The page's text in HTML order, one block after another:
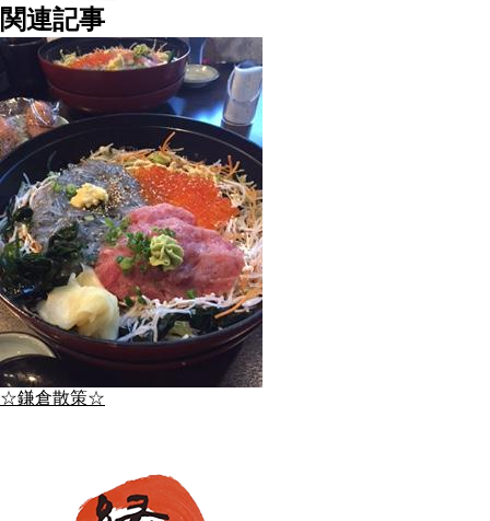
関連記事
☆鎌倉散策☆